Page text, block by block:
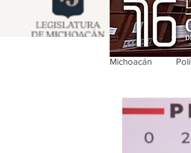
Michoacán
Michoacán